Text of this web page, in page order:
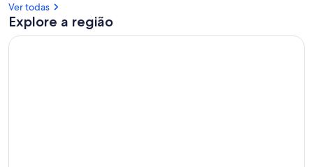
Ver todas
Explore a região